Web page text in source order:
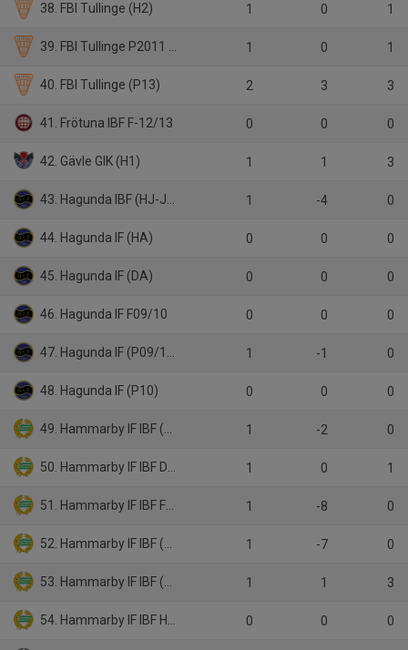
38. FBI Tullinge (H2) 1 0 1
39. FBI Tullinge P2011 A (BIS) 1 0 1
40. FBI Tullinge (P13) 2 3 3
41. Frötuna IBF F-12/13 0 0 0
42. Gävle GIK (H1) 1 1 3
43. Hagunda IBF (HJ-JAS) 1 -4 0
44. Hagunda IF (HA) 0 0 0
45. Hagunda IF (DA) 0 0 0
46. Hagunda IF F09/10 0 0 0
47. Hagunda IF (P09/10) 1 -1 0
48. Hagunda IF (P10) 0 0 0
49. Hammarby IF IBF (D1) 1 -2 0
50. Hammarby IF IBF Dam B 1 0 1
51. Hammarby IF IBF F10/11 1 -8 0
52. Hammarby IF IBF (H2) 1 -7 0
53. Hammarby IF IBF (H4) 1 1 3
54. Hammarby IF IBF Herr B 0 0 0